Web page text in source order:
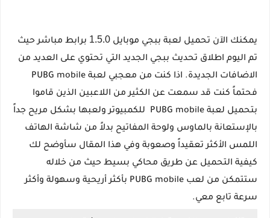
يمكنك الآن تحميل لعبة ببجي موبايل 1.5.0 برابط مباشر حيث
تم اليوم اطلاق تحديث ببجي الجديد التي تحتوي على العديد من
فحتماً كنت قد سمعت عن الكثير من اللاعبين الذين قاموا
بتحميل لعبة PUBG mobile للكمبيوتر ولعبها بشكل مريح جداً
بالإستعانة بالماوس ولوحة المفاتيح بدلاً من شاشة الهاتف
اللمس الأكثر تعقيداً وصعوبة وفي هذا المقال سأوضح لك
كيفية التحميل عن طريق محاكي بسيط حيث من خلاله
ستتمكن من لعب PUBG mobile بأكثر أريحية وسهولة وأكثر
سرعة تابع معي.